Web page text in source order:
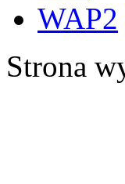
WAP2
Strona